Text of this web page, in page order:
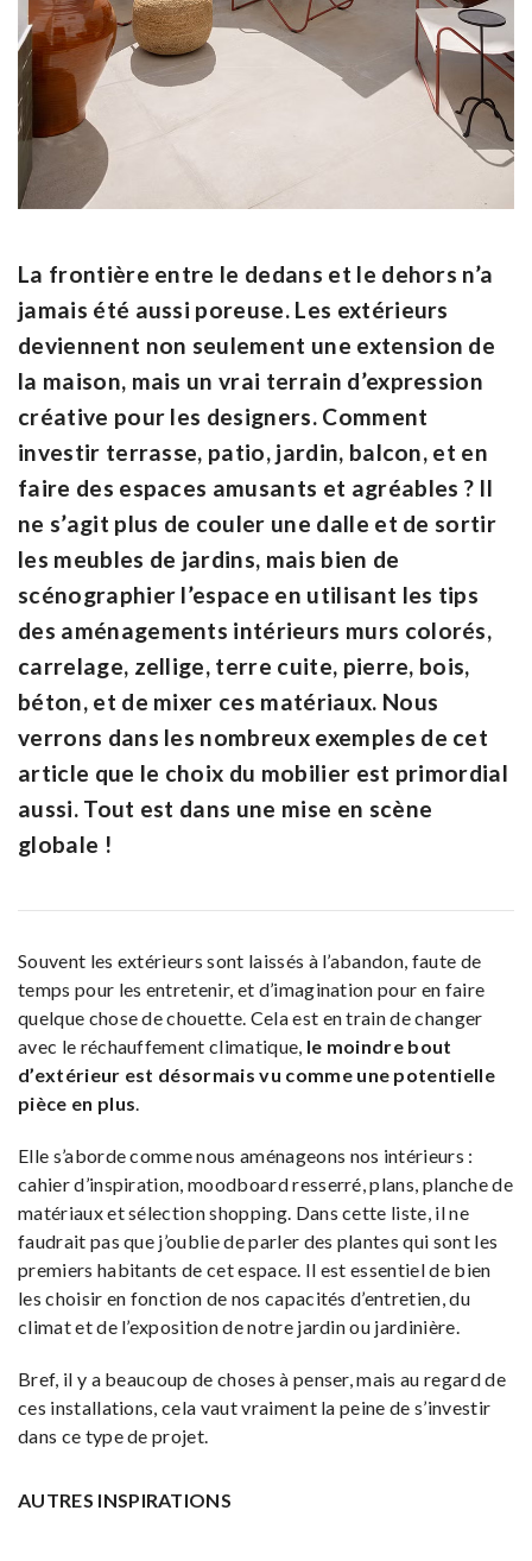
La frontière entre le dedans et le dehors n’a
jamais été aussi poreuse. Les extérieurs
deviennent non seulement une extension de
la maison, mais un vrai terrain d’expression
créative pour les designers. Comment
investir terrasse, patio, jardin, balcon, et en
faire des espaces amusants et agréables ? Il
ne s’agit plus de couler une dalle et de sortir
les meubles de jardins, mais bien de
scénographier l’espace en utilisant les tips
des aménagements intérieurs murs colorés,
carrelage, zellige, terre cuite, pierre, bois,
béton, et de mixer ces matériaux. Nous
verrons dans les nombreux exemples de cet
article que le choix du mobilier est primordial
aussi. Tout est dans une mise en scène
globale !
Souvent les extérieurs sont laissés à l’abandon, faute de
temps pour les entretenir, et d’imagination pour en faire
quelque chose de chouette. Cela est en train de changer
avec le réchauffement climatique, le moindre bout
d’extérieur est désormais vu comme une potentielle
pièce en plus
Elle s’aborde comme nous aménageons nos intérieurs :
cahier d’inspiration, moodboard resserré, plans, planche de
matériaux et sélection shopping. Dans cette liste, il ne
faudrait pas que j’oublie de parler des plantes qui sont les
premiers habitants de cet espace. Il est essentiel de bien
les choisir en fonction de nos capacités d’entretien, du
climat et de l’exposition de notre jardin ou jardinière.
Bref, il y a beaucoup de choses à penser, mais au regard de
ces installations, cela vaut vraiment la peine de s’investir
dans ce type de projet.
AUTRES INSPIRATIONS